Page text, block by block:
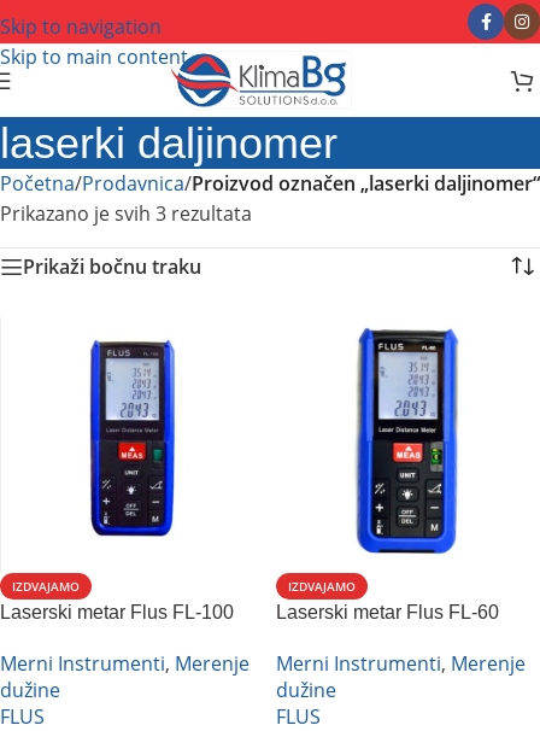
Skip to navigation
Skip to main content
laserki daljinomer
Početna/Prodavnica/Proizvod označen „laserki daljinomer“
Prikazano je svih 3 rezultata
Prikaži bočnu traku
IZDVAJAMO
Laserski metar Flus FL-100
Merni Instrumenti, Merenje
dužine
FLUS
IZDVAJAMO
Laserski metar Flus FL-60
Merni Instrumenti, Merenje
dužine
FLUS